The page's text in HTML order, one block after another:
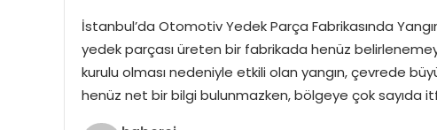
İstanbul’da Otomotiv Yedek Parça Fabrikasında
yedek parçası üreten bir fabrikada henüz
kurulu olması nedeniyle etkili olan yangın, çevrede
henüz net bir bilgi bulunmazken, bölgeye çok sayıda